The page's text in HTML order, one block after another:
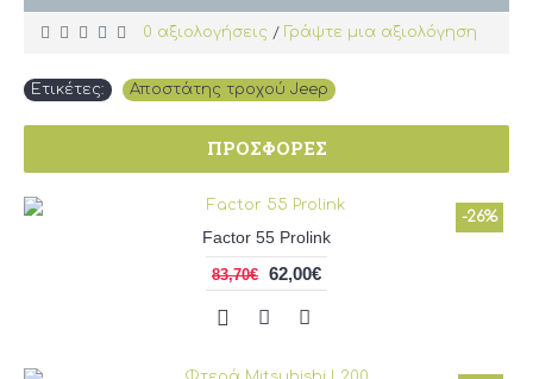
0 αξιολογήσεις / Γράψτε μια αξιολόγηση
Ετικέτες: Αποστάτης τροχού Jeep
ΠΡΟΣΦΟΡΈΣ
-26%
Factor 55 Prolink
83,70€ 62,00€